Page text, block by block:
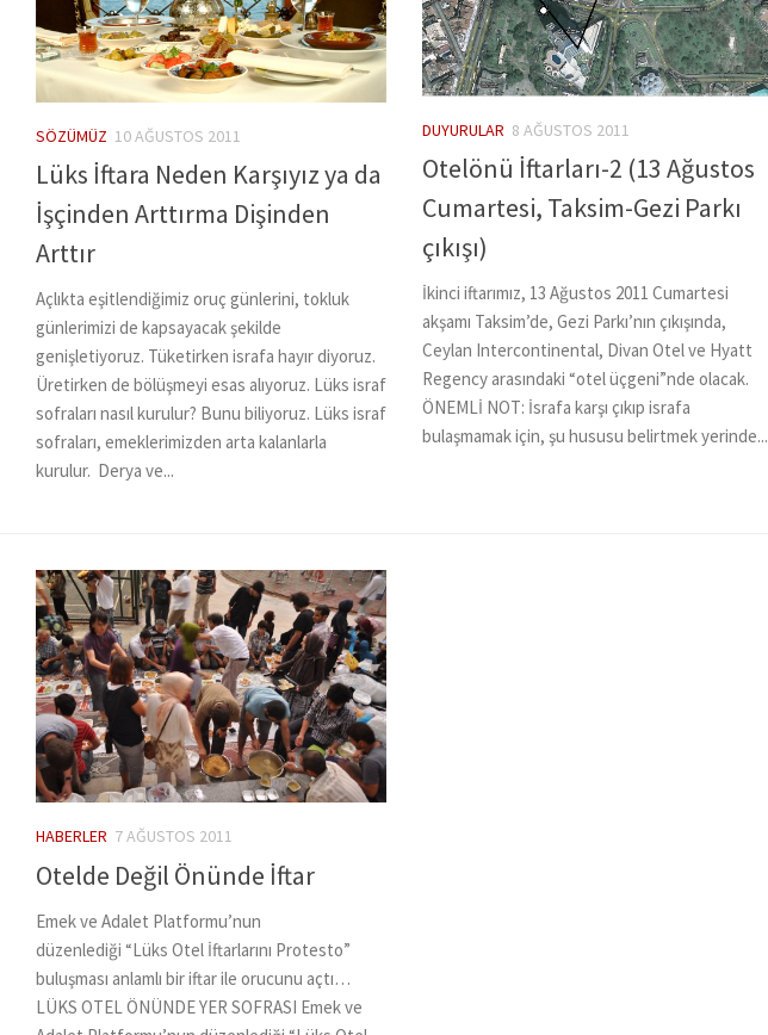
SÖZÜMÜZ 10 AĞUSTOS 2011
Lüks İftara Neden Karşıyız ya da
İşçinden Arttırma Dişinden
Arttır
Açlıkta eşitlendiğimiz oruç günlerini, tokluk
günlerimizi de kapsayacak şekilde
genişletiyoruz. Tüketirken israfa hayır diyoruz.
Üretirken de bölüşmeyi esas alıyoruz. Lüks israf
sofraları nasıl kurulur? Bunu biliyoruz. Lüks israf
sofraları, emeklerimizden arta kalanlarla
kurulur. Derya ve...
DUYURULAR 8 AĞUSTOS 2011
Otelönü İftarları-2 (13 Ağustos
Cumartesi, Taksim-Gezi Parkı
çıkışı)
İkinci iftarımız, 13 Ağustos 2011 Cumartesi
akşamı Taksim’de, Gezi Parkı’nın çıkışında,
Ceylan Intercontinental, Divan Otel ve Hyatt
Regency arasındaki “otel üçgeni”nde olacak.
ÖNEMLİ NOT: İsrafa karşı çıkıp israfa
bulaşmamak için, şu hususu belirtmek yerinde...
HABERLER 7 AĞUSTOS 2011
Otelde Değil Önünde İftar
Emek ve Adalet Platformu’nun
düzenlediği “Lüks Otel İftarlarını Protesto”
buluşması anlamlı bir iftar ile orucunu açtı…
LÜKS OTEL ÖNÜNDE YER SOFRASI Emek ve